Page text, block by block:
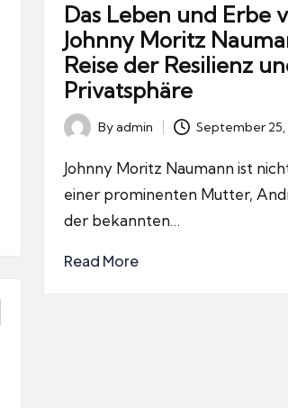
Das Leben und Erbe
Johnny Moritz
Reise der Resilienz
Privatsphäre
Posted
by
Byadmin September 25,
Johnny Moritz Naumann ist
einer prominenten Mutter,
der bekannten…
Read More